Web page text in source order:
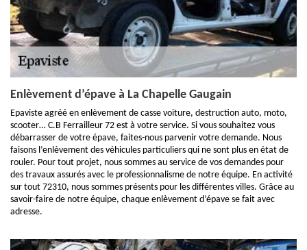
Enlèvement d’épave à La Chapelle Gaugain
Epaviste agréé en enlèvement de casse voiture, destruction auto, moto,
scooter… C.B Ferrailleur 72 est à votre service. Si vous souhaitez vous
débarrasser de votre épave, faites-nous parvenir votre demande. Nous
faisons l’enlèvement des véhicules particuliers qui ne sont plus en état de
rouler. Pour tout projet, nous sommes au service de vos demandes pour
des travaux assurés avec le professionnalisme de notre équipe. En activité
sur tout 72310, nous sommes présents pour les différentes villes. Grâce au
savoir-faire de notre équipe, chaque enlèvement d’épave se fait avec
adresse.